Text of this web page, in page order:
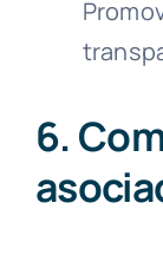
6.